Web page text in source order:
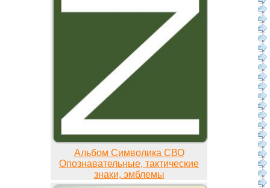
Альбом Символика СВО
Опознавательные, тактические
знаки, эмблемы